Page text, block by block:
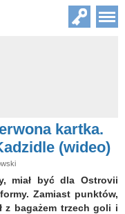
kartka.
(wideo)
miał być dla Ostrovii
Zamiast punktów,
z bagażem trzech goli i